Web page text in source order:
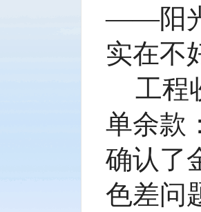
——阳光
实在不
工程
单余款
确认了
色差问